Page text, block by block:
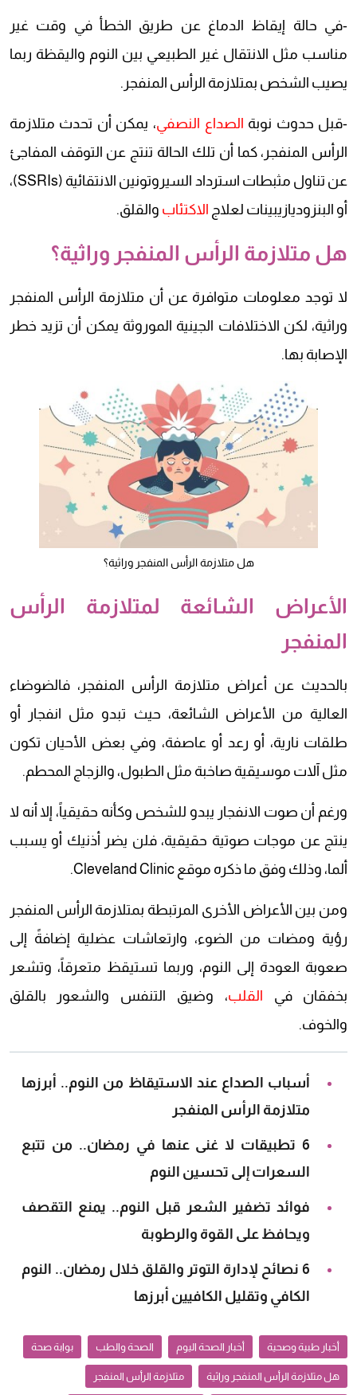
-في حالة إيقاظ الدماغ عن طريق الخطأ في وقت غير
مناسب مثل الانتقال غير الطبيعي بين النوم واليقظة ربما
يصيب الشخص بمتلازمة الرأس المنفجر.
-قبل حدوث نوبة الصداع النصفي، يمكن أن تحدث متلازمة
الرأس المنفجر، كما أن تلك الحالة تنتج عن التوقف المفاجئ
عن تناول مثبطات استرداد السيروتونين الانتقائية (SSRIs)،
أو البنزوديازيبينات لعلاج الاكتئاب والقلق.
هل متلازمة الرأس المنفجر وراثية؟
لا توجد معلومات متوافرة عن أن متلازمة الرأس المنفجر
وراثية، لكن الاختلافات الجينية الموروثة يمكن أن تزيد خطر
الإصابة بها.
هل متلازمة الرأس المنفجر وراثية؟
الأعراض الشائعة لمتلازمة الرأس
المنفجر
بالحديث عن أعراض متلازمة الرأس المنفجر، فالضوضاء
العالية من الأعراض الشائعة، حيث تبدو مثل انفجار أو
طلقات نارية، أو رعد أو عاصفة، وفي بعض الأحيان تكون
مثل آلات موسيقية صاخبة مثل الطبول، والزجاج المحطم.
ورغم أن صوت الانفجار يبدو للشخص وكأنه حقيقياً، إلا أنه لا
ينتج عن موجات صوتية حقيقية، فلن يضر أذنيك أو يسبب
ألما، وذلك وفق ما ذكره موقع Cleveland Clinic.
ومن بين الأعراض الأخرى المرتبطة بمتلازمة الرأس المنفجر
رؤية ومضات من الضوء، وارتعاشات عضلية إضافةً إلى
صعوبة العودة إلى النوم، وربما تستيقظ متعرقاً، وتشعر
بخفقان في القلب، وضيق التنفس والشعور بالقلق
والخوف.
أسباب الصداع عند الاستيقاظ من النوم.. أبرزها
متلازمة الرأس المنفجر
6 تطبيقات لا غنى عنها في رمضان.. من تتبع
السعرات إلى تحسين النوم
فوائد تضفير الشعر قبل النوم.. يمنع التقصف
ويحافظ على القوة والرطوبة
6 نصائح لإدارة التوتر والقلق خلال رمضان.. النوم
الكافي وتقليل الكافيين أبرزها
أخبار طبية وصحية أخبار الصحة اليوم الصحة والطب بوابة صحة
هل متلازمة الرأس المنفجر وراثية متلازمة الرأس المنفجر